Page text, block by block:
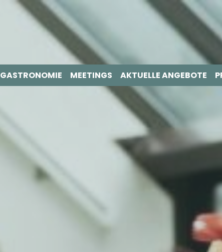
GASTRONOMIE MEETINGS AKTUELLE ANGEBOTE